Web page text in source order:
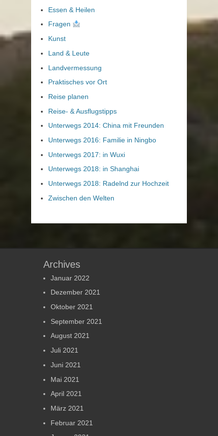
Essen & Heilen
Fragen
Kunst
Land & Leute
Landvermessung
Praktisches vor Ort
Reise planen
Reise- & Ausflugstipps
Unterwegs 2014: China mit Freunden
Unterwegs 2016: Familie in Ningbo
Unterwegs 2017: in Wuxi
Unterwegs 2018: in Shanghai
Unterwegs 2018: Radelnd zur Hochzeit
Zwischen den Welten
Archives
Januar 2022
Dezember 2021
Oktober 2021
September 2021
August 2021
Juli 2021
Juni 2021
Mai 2021
April 2021
März 2021
Februar 2021